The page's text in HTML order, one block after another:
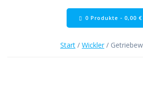
0 Produkte - 0,00 €
Start / Wickler/